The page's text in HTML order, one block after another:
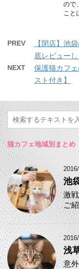
ので
こと
PREV
【閉店】池
底レビューし
NEXT
保護猫カフ
スト付き】
猫カフェ地域別まとめ
池
激
ご紹
浅
意